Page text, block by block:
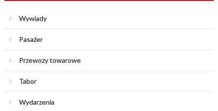
Wywiady
Pasażer
Przewozy towarowe
Tabor
Wydarzenia